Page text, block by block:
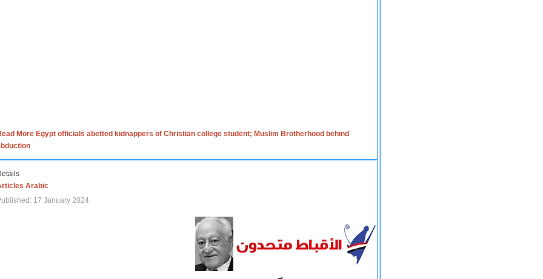
More Egypt officials abetted kidnappers of Christian college student; Muslim Brotherhood behind
Arabic
17 January 2024